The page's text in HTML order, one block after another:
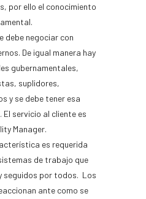
por ello el conocimiento
debe negociar con
De igual manera hay
gubernamentales,
suplidores,
y se debe tener esa
servicio al cliente es
Manager.
es requerida
de trabajo que
seguidos por todos. Los
ante como se